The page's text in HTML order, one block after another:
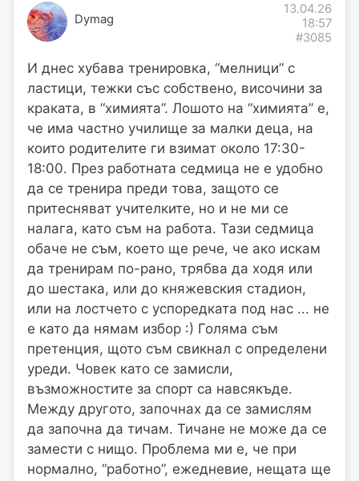
Dymag
13.04.26
18:57
#3085
И днес хубава тренировка, “мелници” с
ластици, тежки със собствено, височини за
краката, в “химията”. Лошото на “химията” е,
че има частно училище за малки деца, на
които родителите ги взимат около 17:30-
18:00. През работната седмица не е удобно
да се тренира преди това, защото се
притесняват учителките, но и не ми се
налага, като съм на работа. Тази седмица
обаче не съм, което ще рече, че ако искам
да тренирам по-рано, трябва да ходя или
до шестака, или до княжевския стадион,
или на лостчето с успоредката под нас ... не
е като да нямам избор :) Голяма съм
претенция, щото съм свикнал с определени
уреди. Човек като се замисли,
възможностите за спорт са навсякъде.
Между другото, започнах да се замислям
да започна да тичам. Тичане не може да се
замести с нищо. Проблема ми е, че при
нормално, “работно”, ежедневие, нещата ще